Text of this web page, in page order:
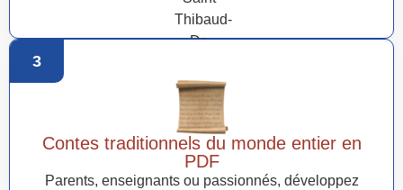
3
Contes traditionnels du monde entier en
PDF
Parents, enseignants ou passionnés, développez